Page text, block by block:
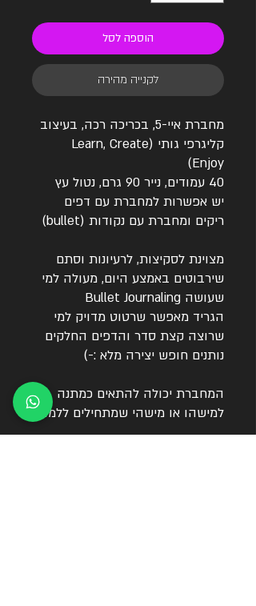
הוספה לסל
לקנייה מהירה
מחברת איי-5, בכריכה רכה, בעיצוב
קליגרפי גותי (Learn, Create
Enjoy)
40 עמודים, נייר 90 גרם, נטול עץ
יש אפשרות למחברת עם דפים
ריקים ומחברת עם נקודות (bullet)
מצוינת לסקיצות, לרעיונות וסתם
שירבוטים באמצע היום, מעולה למי
שעושה Bullet Journaling
הגריד מאפשר שרטוט מדויק למי
שרוצה קצת סדר והדפים החלקים
נותנים חופש יצירה מלא :-)
המחברת יכולה להתאים כמתנה
למישהו או מישהי שמתחילים ללמוד.